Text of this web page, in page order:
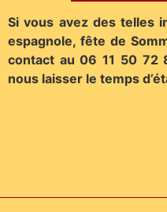
Si vous avez des telles
espagnole, fête de
contact au 06 11 50 72
nous laisser le temps